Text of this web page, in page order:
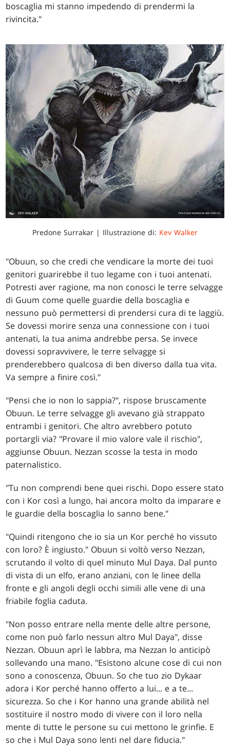
boscaglia mi stanno impedendo di prendermi la
rivincita."
Predone Surrakar | Illustrazione di: Kev Walker
"Obuun, so che credi che vendicare la morte dei tuoi
genitori guarirebbe il tuo legame con i tuoi antenati.
Potresti aver ragione, ma non conosci le terre selvagge
di Guum come quelle guardie della boscaglia e
nessuno può permettersi di prendersi cura di te laggiù.
Se dovessi morire senza una connessione con i tuoi
antenati, la tua anima andrebbe persa. Se invece
dovessi sopravvivere, le terre selvagge si
prenderebbero qualcosa di ben diverso dalla tua vita.
Va sempre a finire così."
"Pensi che io non lo sappia?", rispose bruscamente
Obuun. Le terre selvagge gli avevano già strappato
entrambi i genitori. Che altro avrebbero potuto
portargli via? "Provare il mio valore vale il rischio",
aggiunse Obuun. Nezzan scosse la testa in modo
paternalistico.
"Tu non comprendi bene quei rischi. Dopo essere stato
con i Kor così a lungo, hai ancora molto da imparare e
le guardie della boscaglia lo sanno bene."
"Quindi ritengono che io sia un Kor perché ho vissuto
con loro? È ingiusto." Obuun si voltò verso Nezzan,
scrutando il volto di quel minuto Mul Daya. Dal punto
di vista di un elfo, erano anziani, con le linee della
fronte e gli angoli degli occhi simili alle vene di una
friabile foglia caduta.
"Non posso entrare nella mente delle altre persone,
come non può farlo nessun altro Mul Daya", disse
Nezzan. Obuun aprì le labbra, ma Nezzan lo anticipò
sollevando una mano. "Esistono alcune cose di cui non
sono a conoscenza, Obuun. So che tuo zio Dykaar
adora i Kor perché hanno offerto a lui... e a te...
sicurezza. So che i Kor hanno una grande abilità nel
sostituire il nostro modo di vivere con il loro nella
mente di tutte le persone su cui mettono le grinfie. E
so che i Mul Daya sono lenti nel dare fiducia."